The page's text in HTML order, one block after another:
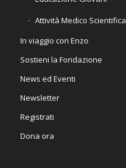
Attività Medico Scientifica
In viaggio con Enzo
Sostieni la Fondazione
News ed Eventi
Newsletter
Registrati
Dona ora